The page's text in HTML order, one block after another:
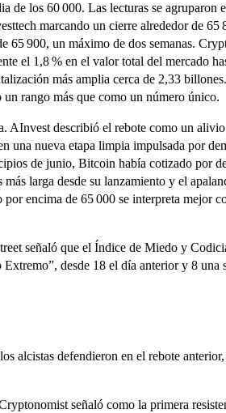
de los 60 000. Las lecturas se agruparon
marcando un cierre alrededor de 65
65 900, un máximo de dos semanas.
el 1,8 % en el valor total del mercado
más amplia cerca de 2,33
un rango más que como un número único.
AInvest describió el rebote como un
una nueva etapa limpia impulsada por
de junio, Bitcoin había cotizado por
larga desde su lanzamiento y el
encima de 65 000 se interpreta mejor
señaló que el Índice de Miedo y
desde 18 el día anterior y 8 una
alcistas defendieron en el rebote
señaló como la primera